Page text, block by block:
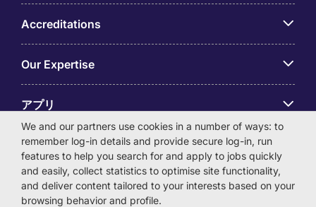
Accreditations
Our Expertise
アプリ
Employer Centre
We and our partners use cookies in a number of ways: to
remember log-in details and provide secure log-in, run
features to help you search for and apply to jobs quickly
and easily, collect statistics to optimise site functionality,
and deliver content tailored to your interests based on your
browsing behavior and profile.